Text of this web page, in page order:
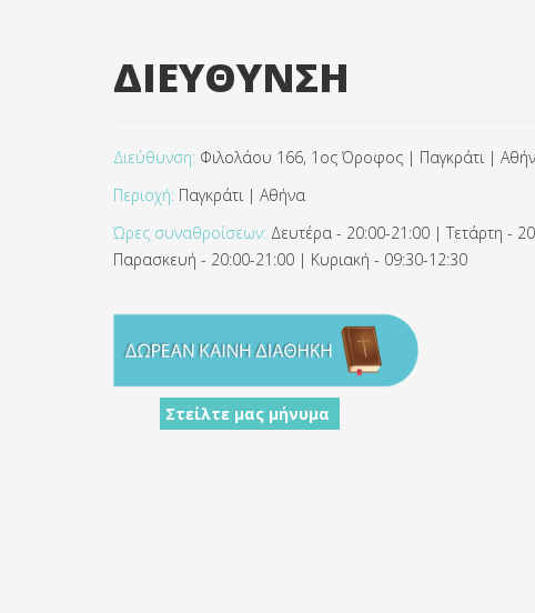
ΔΙΕΥΘΥΝΣΗ
Διεύθυνση: Φιλολάου 166, 1ος Όροφος | Παγκράτι |
Περιοχή: Παγκράτι | Αθήνα
Ώρες συναθροίσεων: Δευτέρα - 20:00-21:00 | Τετάρτη -
Παρασκευή - 20:00-21:00 | Κυριακή - 09:30-12:30
Στείλτε μας μήνυμα